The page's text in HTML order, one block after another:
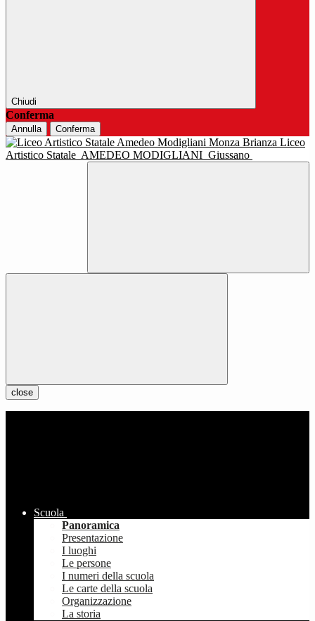
Chiudi
Conferma
Annulla Conferma
Liceo
Artistico Statale AMEDEO MODIGLIANI Giussano
close
Scuola
Panoramica
Presentazione
I luoghi
Le persone
I numeri della scuola
Le carte della scuola
Organizzazione
La storia